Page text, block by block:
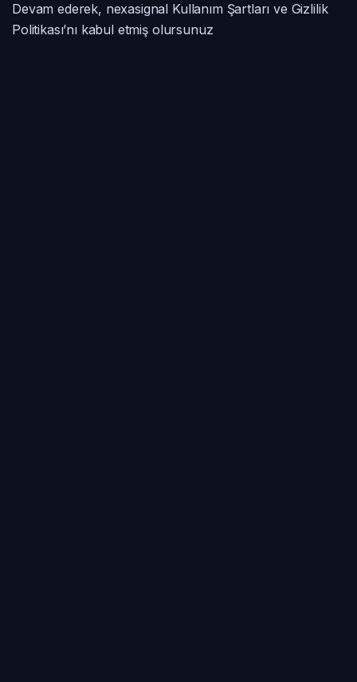
Devam ederek, nexasignal Kullanım Şartları ve Gizlilik
Politikası’nı kabul etmiş olursunuz